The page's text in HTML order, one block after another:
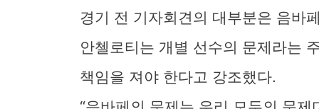
경기 전 기자회견의 대부분은 음바
안첼로티는 개별 선수의 문제라는
책임을 져야 한다고 강조했다.